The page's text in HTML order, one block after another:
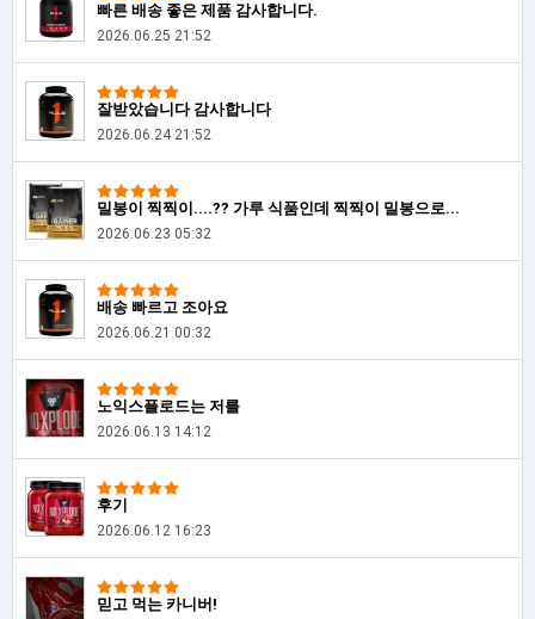
빠른 배송 좋은 제품 감사합니다.
2026.06.25 21:52
잘받았습니다 감사합니다
2026.06.24 21:52
밀봉이 찍찍이....?? 가루 식품인데 찍찍이 밀봉으로...
2026.06.23 05:32
배송 빠르고 조아요
2026.06.21 00:32
노익스플로드는 저를
2026.06.13 14:12
후기
2026.06.12 16:23
믿고 먹는 카니버!